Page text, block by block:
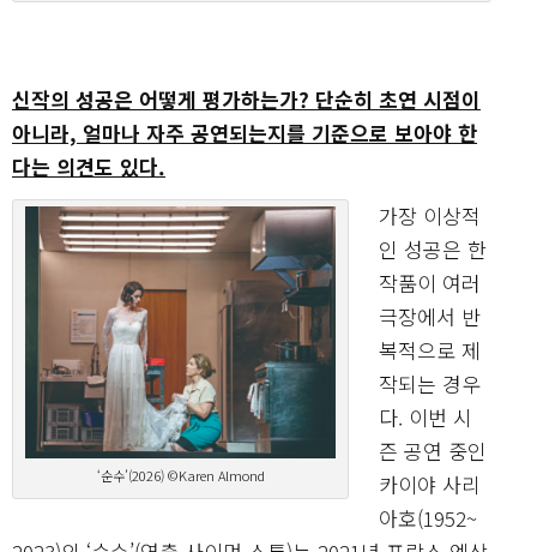
신작의 성공은 어떻게 평가하는가? 단순히 초연 시점이
아니라, 얼마나 자주 공연되는지를 기준으로 보아야 한
다는 의견도 있다.
‘순수’(2026) ©Karen Almond
가장 이상적
인 성공은 한
작품이 여러
극장에서 반
복적으로 제
작되는 경우
다. 이번 시
즌 공연 중인
카이야 사리
아호(1952~